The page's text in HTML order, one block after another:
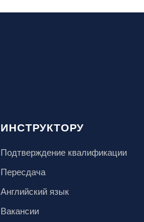
ИНСТРУКТОРУ
Подтверждение квалификации
Пересдача
Английский язык
Вакансии